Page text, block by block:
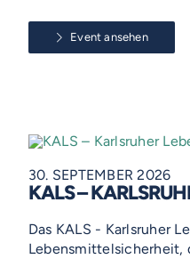
Event ansehen
30. SEPTEMBER 2026
KALS –
Das KALS - Karlsruher
Lebensmittelsicherheit,